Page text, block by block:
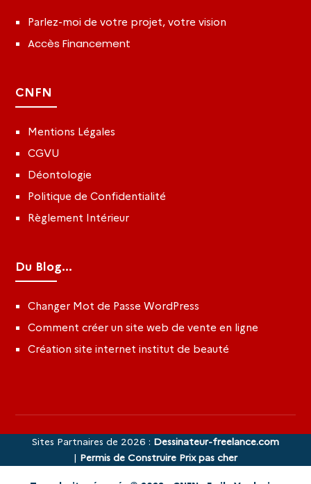
Parlez-moi de votre projet, votre vision
Accès Financement
CNFN
Mentions Légales
CGVU
Déontologie
Politique de Confidentialité
Règlement Intérieur
Du Blog...
Changer Mot de Passe WordPress
Comment créer un site web de vente en ligne
Création site internet institut de beauté
Sites Partnaires de 2026 : Dessinateur-freelance.com
| Permis de Construire Prix pas cher